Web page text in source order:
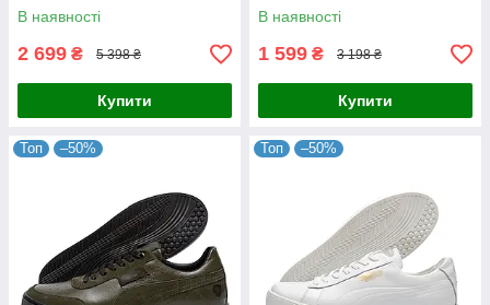
В наявності
2 699 ₴ 5 398 ₴
Купити
В наявності
1 599 ₴ 3 198 ₴
Купити
Топ –50% Топ –50%